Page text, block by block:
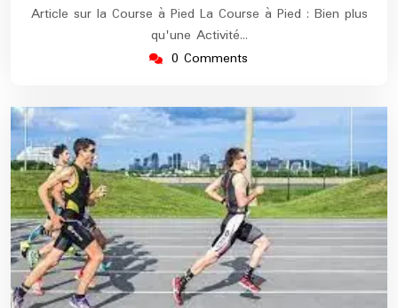
Article sur la Course à Pied La Course à Pied : Bien plus
qu'une Activité…
0 Comments